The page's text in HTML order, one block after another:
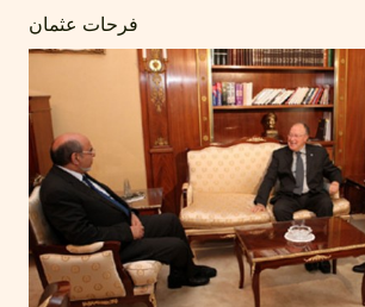
فرحات عثمان